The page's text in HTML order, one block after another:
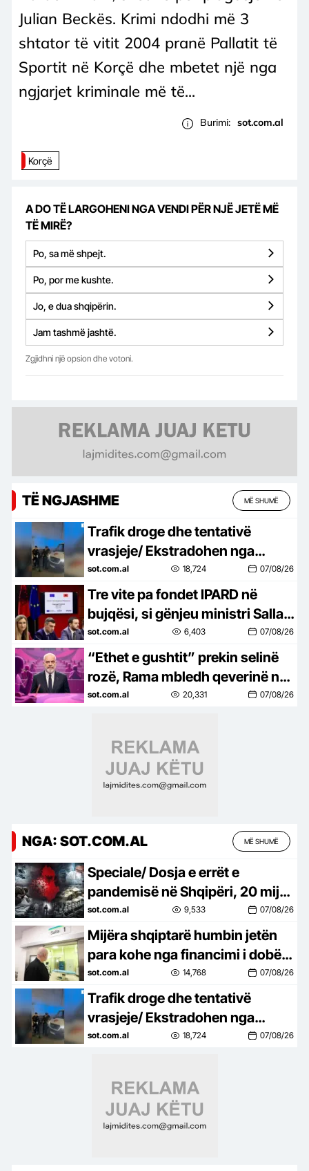
Julian Beckës. Krimi ndodhi më 3
shtator të vitit 2004 pranë Pallatit të
Sportit në Korçë dhe mbetet një nga
ngjarjet kriminale më të...
Burimi: sot.com.al
Korçë
A DO TË LARGOHENI NGA VENDI PËR NJË JETË MË
TË MIRË?
Po, sa më shpejt.
Po, por me kushte.
Jo, e dua shqipërin.
Jam tashmë jashtë.
Zgjidhni një opsion dhe votoni.
TË NGJASHME MË SHUMË
Trafik droge dhe tentativë
vrasjeje/ Ekstradohen nga
Kolumbia e Italia 2 persona të
kërkuar, mes tyre ‘kimisti’ i…
sot.com.al 18,724 07/08/26
Tre vite pa fondet IPARD në
bujqësi, si gënjeu ministri Salla,
premtoi çeljen e programit
brenda qershorit, por ende…
sot.com.al 6,403 07/08/26
“Ethet e gushtit” prekin selinë
rozë, Rama mbledh qeverinë në
Pogradec më 24 dhe 25 gusht,
sot.com.al 20,331 07/08/26
NGA: SOT.COM.AL MË SHUMË
Speciale/ Dosja e errët e
pandemisë në Shqipëri, 20 mijë
shqiptarë humbën jetën nga
Covid-19, mijëra të tjerë…
sot.com.al 9,533 07/08/26
Mijëra shqiptarë humbin jetën
para kohe nga financimi i dobët i
shëndetësisë, Dhoma
Amerikane ngre alarmin dhe
godet…
sot.com.al 14,768 07/08/26
Trafik droge dhe tentativë
vrasjeje/ Ekstradohen nga
Kolumbia e Italia 2 persona të
sot.com.al 18,724 07/08/26